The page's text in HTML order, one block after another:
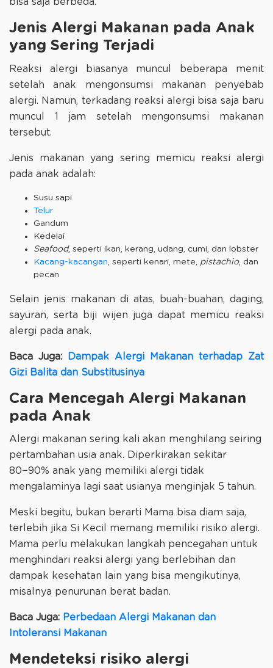
Jenis Alergi Makanan pada Anak
yang Sering Terjadi
Reaksi alergi biasanya muncul beberapa menit
setelah anak mengonsumsi makanan penyebab
alergi. Namun, terkadang reaksi alergi bisa saja baru
muncul 1 jam setelah mengonsumsi makanan
tersebut.
Jenis makanan yang sering memicu reaksi alergi
pada anak adalah:
Susu sapi
Telur
Gandum
Kedelai
Seafood, seperti ikan, kerang, udang, cumi, dan lobster
Kacang-kacangan , seperti kenari, mete, pistachio, dan
pecan
Selain jenis makanan di atas, buah-buahan, daging,
sayuran, serta biji wijen juga dapat memicu reaksi
alergi pada anak.
Baca Juga:
Dampak Alergi Makanan terhadap Zat
Gizi Balita dan Substitusinya
Cara Mencegah Alergi Makanan
pada Anak
Alergi makanan sering kali akan menghilang seiring
pertambahan usia anak. Diperkirakan sekitar
80−90% anak yang memiliki alergi tidak
mengalaminya lagi saat usianya menginjak 5 tahun.
Meski begitu, bukan berarti Mama bisa diam saja,
terlebih jika Si Kecil memang memiliki risiko alergi.
Mama perlu melakukan langkah pencegahan untuk
menghindari reaksi alergi yang berlebihan dan
dampak kesehatan lain yang bisa mengikutinya,
misalnya penurunan berat badan.
Baca Juga: Perbedaan Alergi Makanan dan
Intoleransi Makanan
Mendeteksi risiko alergi